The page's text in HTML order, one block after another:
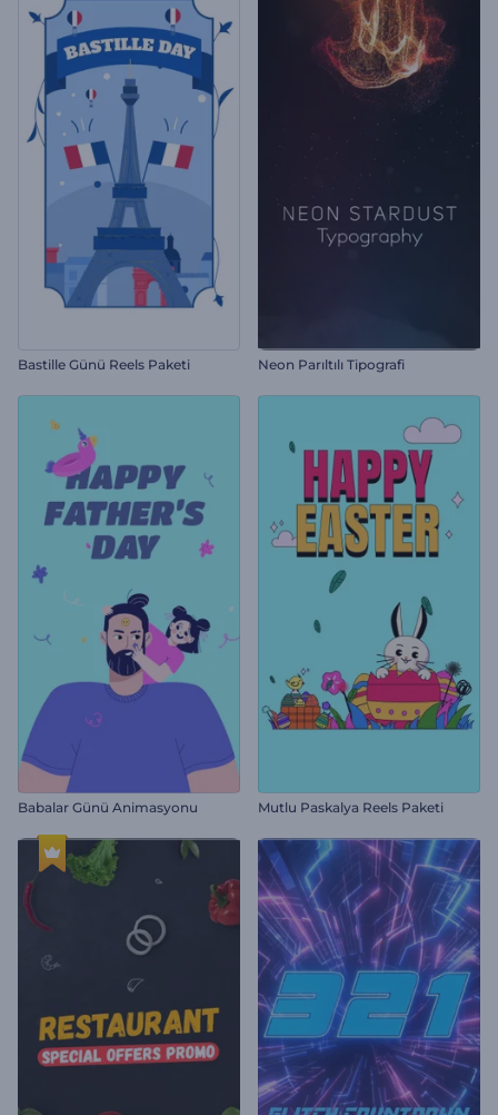
Bastille Günü Reels Paketi Neon Parıltılı Tipografi
Babalar Günü Animasyonu Mutlu Paskalya Reels Paketi